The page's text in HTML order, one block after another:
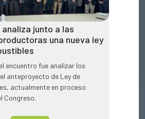
analiza junto a las
una nueva ley
encuentro fue analizar los
anteproyecto de Ley de
actualmente en proceso
Congreso.